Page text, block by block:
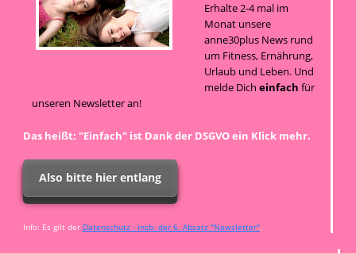
Erhalte 2-4 mal im
Monat unsere
anne30plus News rund
um Fitness, Ernährung,
Urlaub und Leben. Und
melde Dicheinfach für
unseren Newsletter an!
Das heißt: "Einfach" ist Dank der DSGVO ein Klick mehr.
Also bitte hier entlang
Info: Es gilt der Datenschutz - insb. der 6. Absatz "Newsletter".